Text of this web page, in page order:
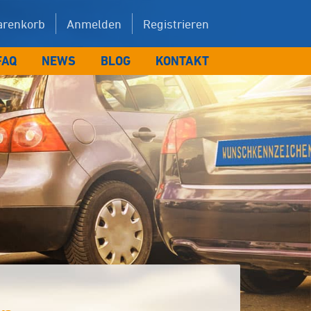
Anmelden Registrieren
NEWS BLOG KONTAKT